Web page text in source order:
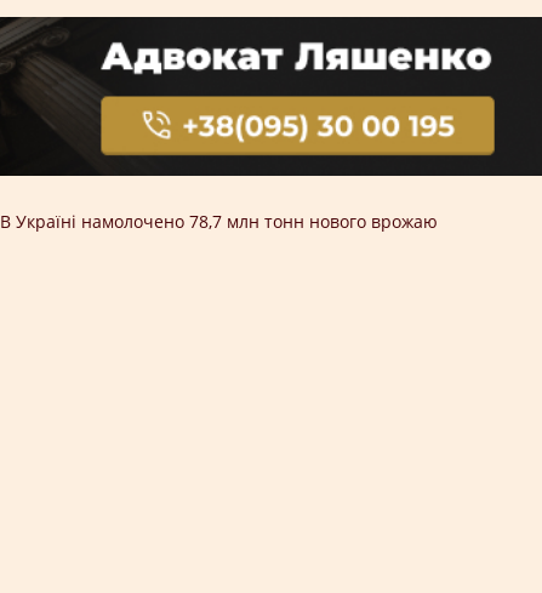
В Україні намолочено 78,7 млн тонн нового врожаю